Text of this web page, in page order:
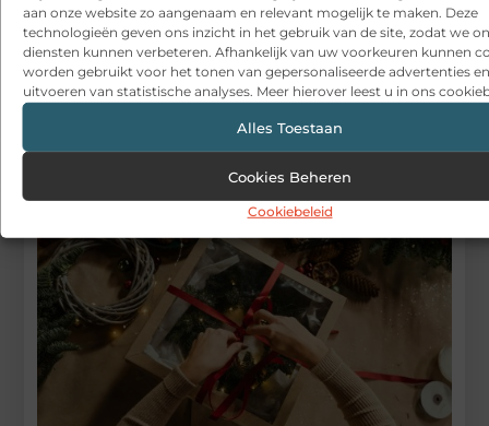
aan onze website zo aangenaam en relevant mogelijk te maken. Deze
technologieën geven ons inzicht in het gebruik van de site, zodat we
diensten kunnen verbeteren. Afhankelijk van uw voorkeuren kunnen
worden gebruikt voor het tonen van gepersonaliseerde advertenties
uitvoeren van statistische analyses. Meer hierover leest u in ons
Alles Toestaan
Cookies Beheren
Cookiebeleid
Wannagive Stuur ons een bericht
Registreer hier